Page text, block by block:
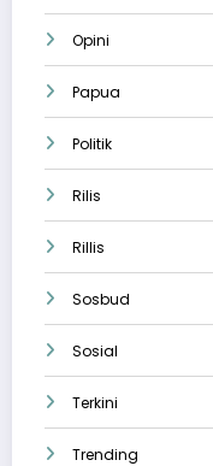
Opini
Papua
Politik
Rilis
Rillis
Sosbud
Sosial
Terkini
Trending